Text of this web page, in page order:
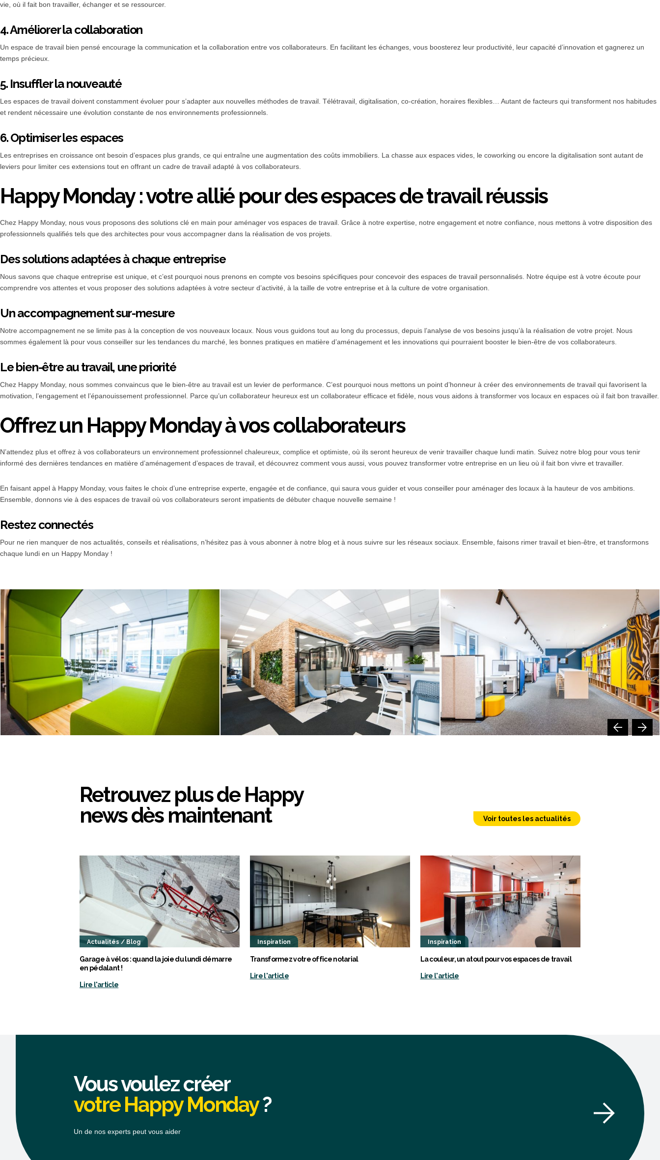
vie, où il fait bon travailler, échanger et se ressourcer.
4. Améliorer la collaboration
Un espace de travail bien pensé encourage la communication et la collaboration entre vos collaborateurs. En facilitant les échanges, vous boosterez leur productivité, leur capacité d’innovation et gagnerez un
temps précieux.
5. Insuffler la nouveauté
Les espaces de travail doivent constamment évoluer pour s’adapter aux nouvelles méthodes de travail. Télétravail, digitalisation, co-création, horaires flexibles… Autant de facteurs qui transforment nos habitudes
et rendent nécessaire une évolution constante de nos environnements professionnels.
6. Optimiser les espaces
Les entreprises en croissance ont besoin d’espaces plus grands, ce qui entraîne une augmentation des coûts immobiliers. La chasse aux espaces vides, le coworking ou encore la digitalisation sont autant de
leviers pour limiter ces extensions tout en offrant un cadre de travail adapté à vos collaborateurs.
Happy Monday : votre allié pour des espaces de travail réussis
Chez Happy Monday, nous vous proposons des solutions clé en main pour aménager vos espaces de travail. Grâce à notre expertise, notre engagement et notre confiance, nous mettons à votre disposition des
professionnels qualifiés tels que des architectes pour vous accompagner dans la réalisation de vos projets.
Des solutions adaptées à chaque entreprise
Nous savons que chaque entreprise est unique, et c’est pourquoi nous prenons en compte vos besoins spécifiques pour concevoir des espaces de travail personnalisés. Notre équipe est à votre écoute pour
comprendre vos attentes et vous proposer des solutions adaptées à votre secteur d’activité, à la taille de votre entreprise et à la culture de votre organisation.
Un accompagnement sur-mesure
Notre accompagnement ne se limite pas à la conception de vos nouveaux locaux. Nous vous guidons tout au long du processus, depuis l’analyse de vos besoins jusqu’à la réalisation de votre projet. Nous
sommes également là pour vous conseiller sur les tendances du marché, les bonnes pratiques en matière d’aménagement et les innovations qui pourraient booster le bien-être de vos collaborateurs.
Le bien-être au travail, une priorité
Chez Happy Monday, nous sommes convaincus que le bien-être au travail est un levier de performance. C’est pourquoi nous mettons un point d’honneur à créer des environnements de travail qui favorisent la
motivation, l’engagement et l’épanouissement professionnel. Parce qu’un collaborateur heureux est un collaborateur efficace et fidèle, nous vous aidons à transformer vos locaux en espaces où il fait bon travailler.
Offrez un Happy Monday à vos collaborateurs
N’attendez plus et offrez à vos collaborateurs un environnement professionnel chaleureux, complice et optimiste, où ils seront heureux de venir travailler chaque lundi matin. Suivez notre blog pour vous tenir
informé des dernières tendances en matière d’aménagement d’espaces de travail, et découvrez comment vous aussi, vous pouvez transformer votre entreprise en un lieu où il fait bon vivre et travailler.
En faisant appel à Happy Monday, vous faites le choix d’une entreprise experte, engagée et de confiance, qui saura vous guider et vous conseiller pour aménager des locaux à la hauteur de vos ambitions.
Ensemble, donnons vie à des espaces de travail où vos collaborateurs seront impatients de débuter chaque nouvelle semaine !
Restez connectés
Pour ne rien manquer de nos actualités, conseils et réalisations, n’hésitez pas à vous abonner à notre blog et à nous suivre sur les réseaux sociaux. Ensemble, faisons rimer travail et bien-être, et transformons
chaque lundi en un Happy Monday !
Retrouvez plus de Happy
news dès maintenant
Voir toutes les actualités
Actualités / Blog
Garage à vélos : quand la joie du lundi démarre
en pédalant !
Lire l'article
Inspiration
Transformez votre office notarial
Lire l'article
Inspiration
La couleur, un atout pour vos espaces de travail
Lire l'article
Vous voulez créer
votre Happy Monday?
Un de nos experts peut vous aider